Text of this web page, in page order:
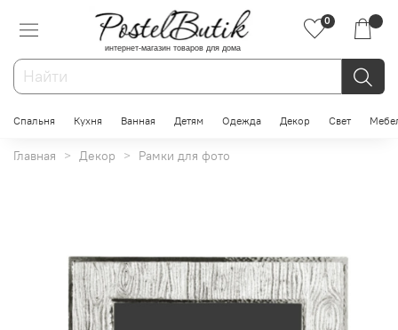
интернет-магазин товаров для дома
0
Спальня Кухня Ванная Детям Одежда Декор Свет
Главная Декор Рамки для фото